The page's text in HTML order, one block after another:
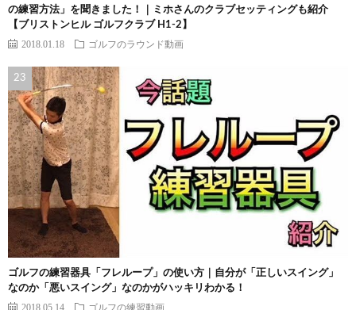
の練習方法」を聞きました！｜ミホさんのクラブセッティングも紹介
【ブリストンヒル ゴルフクラブ H1-2】
2018.01.18 ゴルフのラウンド動画
ゴルフの練習器具「フレループ」の使い方｜自分が「正しいスイング」
なのか「悪いスイング」なのかがハッキリわかる！
2018.05.14 ゴルフの練習動画